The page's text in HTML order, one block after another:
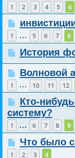
1 2 3 4 5 6
1 … 5 6 7 8
История
Волновой
1 … 10 11 12
Кто-
систему?
1 … 6 7 8 9
Что было
1 2 3 4